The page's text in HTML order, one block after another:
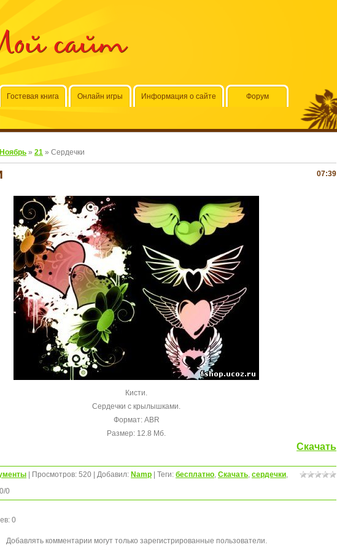
сайт
Гостевая книга Онлайн игры Информация о сайте Форум
Ноябрь » 21 » Сердечки
07:39
Кисти.
Сердечки с крылышками.
Формат: ABR
Размер: 12.8 Мб.
Скачать
Просмотров: 520 Добавил: Namp Теги: бесплатно, Скачать, сердечки,
/0
: 0
Добавлять комментарии могут только зарегистрированные пользователи.